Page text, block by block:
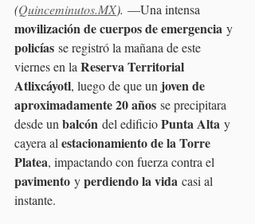
(Quinceminutos.MX). —Una intensa
movilización de cuerpos de emergencia y
policías se registró la mañana de este
viernes en la Reserva Territorial
Atlixcáyotl, luego de que un joven de
aproximadamente 20 años se precipitara
desde un balcón del edificio Punta Alta y
cayera al estacionamiento de la Torre
Platea, impactando con fuerza contra el
pavimento y perdiendo la vida casi al
instante.